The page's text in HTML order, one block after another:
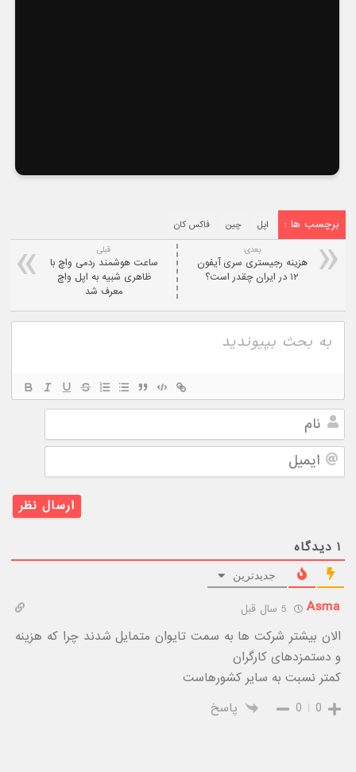
برچسب ها : اپل چین فاکس کان
قبلی
ساعت هوشمند ردمی واچ با
ظاهری شبیه به اپل واچ
معرف شد
بعدی:
هزینه رجیستری سری آیفون
۱۲ در ایران چقدر است؟
نام
ایمیل
۱ دیدگاه
جدیدترین
Asma
الان بیشتر شرکت ها به سمت تایوان متمایل شدند چرا که هزینه
و دستمزدهای کارگران
کمتر نسبت به سایر کشورهاست
0
0 پاسخ